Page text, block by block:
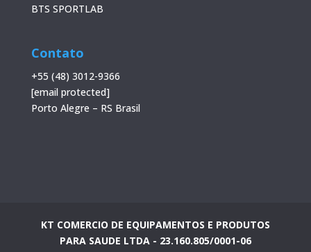
BTS SPORTLAB
Contato
+55 (48) 3012-9366
[email protected]
Porto Alegre – RS Brasil
KT COMERCIO DE EQUIPAMENTOS E PRODUTOS
PARA SAUDE LTDA - 23.160.805/0001-06